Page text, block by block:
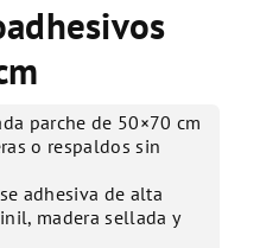
parche de 50×70 cm
o respaldos sin
adhesiva de alta
madera sellada y